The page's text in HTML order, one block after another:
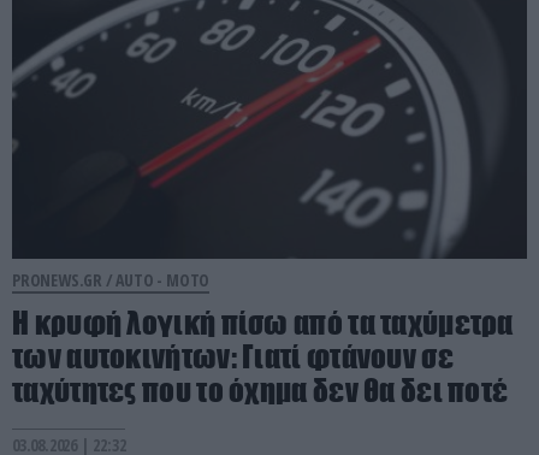
PRONEWS.GR /AUTO - MOTO
Η κρυφή λογική πίσω από τα ταχύμετρα
των αυτοκινήτων: Γιατί φτάνουν σε
ταχύτητες που το όχημα δεν θα δει ποτέ
03.08.2026 | 22:32